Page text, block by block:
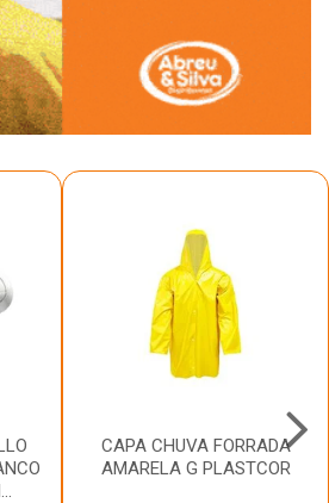
CAPA CHUVA FORRADA
AMARELA G PLASTCOR